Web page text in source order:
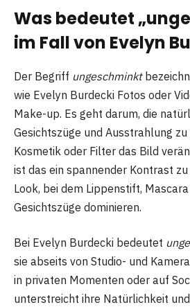
Was bedeutet
im Fall von Evelyn
Der Begriff ungeschminkt
wie Evelyn Burdecki Fotos oder
Make-up. Es geht darum, die
Gesichtszüge und Ausstrahlung zu
Kosmetik oder Filter das Bild
ist das ein spannender Kontrast
Look, bei dem Lippenstift,
Gesichtszüge dominieren.
Bei Evelyn Burdecki bedeutet
sie abseits von Studio- und
in privaten Momenten oder auf
unterstreicht ihre Natürlichkeit